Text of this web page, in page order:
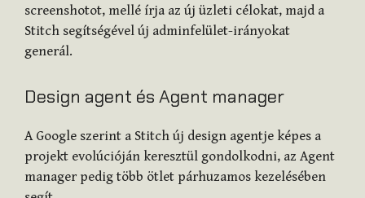
screenshotot, mellé írja az új üzleti célokat, majd a
Stitch segítségével új adminfelület-irányokat
generál.
Design agent és Agent manager
A Google szerint a Stitch új design agentje képes a
projekt evolúcióján keresztül gondolkodni, az Agent
manager pedig több ötlet párhuzamos kezelésében